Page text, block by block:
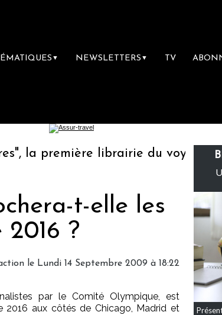
▼ NEWSLETTERS ▼ TV
la première librairie du voyage
t-elle les
?
le Lundi 14 Septembre 2009 à 18:22
par le Comité Olympique, est
2016 aux côtés de Chicago, Madrid et